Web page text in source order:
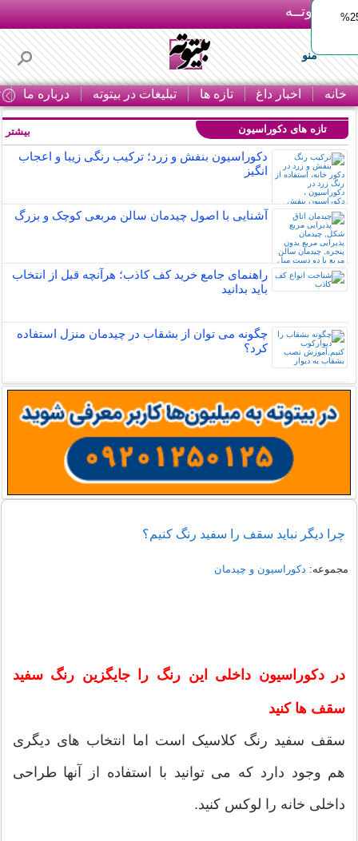
بـیتوتــه
منو
خانه اخبار داغ تازه ها تبلیغات در بیتوته درباره ما
ایمپلنت اقساطی با ضمانت مادام‌العمر+ 25%
تازه های دکوراسیون
دکوراسیون بنفش و زرد؛ ترکیب رنگی زیبا و اعجاب
انگیز
آشنایی با اصول چیدمان سالن مربعی کوچک و بزرگ
راهنمای جامع خرید کف کاذب؛ هرآنچه قبل از انتخاب
باید بدانید
چگونه می توان از بشقاب در چیدمان منزل استفاده
کرد؟
بیشتر
چرا دیگر نباید سقف را سفید رنگ کنیم؟
مجموعه: دکوراسیون و چیدمان
در دکوراسیون داخلی این رنگ را جایگزین رنگ سفید
سقف ها کنید
سقف سفید رنگ کلاسیک است اما انتخاب های دیگری
هم وجود دارد که می توانید با استفاده از آنها طراحی
داخلی خانه را لوکس کنید.